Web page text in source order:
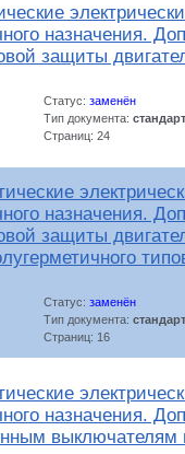
назначения.
защиты
Статус: заменён
Тип документа: стандарт
Страниц: 24
назначения.
защиты
Статус: заменён
Тип документа: стандарт
Страниц: 16
назначения.
выключателям